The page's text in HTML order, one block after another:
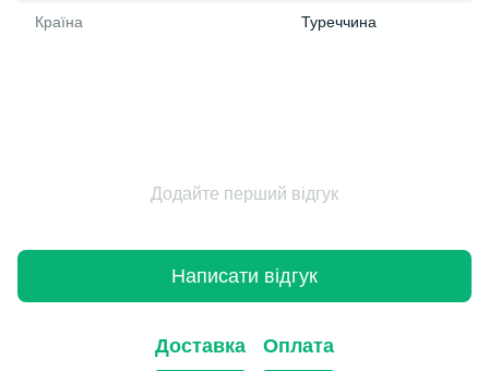
Країна Туреччина
Додайте перший відгук
Написати відгук
Доставка Оплата